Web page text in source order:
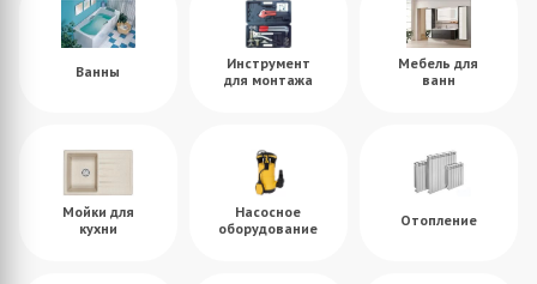
Ванны
Инструмент
для монтажа
Мебель для
ванн
Мойки для
кухни
Насосное
оборудование
Отопление